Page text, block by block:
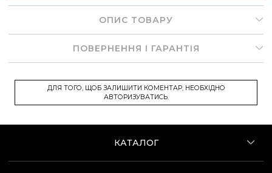
ОПИС ТОВАРУ
ПОВЕРНЕННЯ І ГАРАНТІЯ
ДЛЯ ТОГО, ЩОБ ЗАЛИШИТИ КОМЕНТАР, НЕОБХІДНО
АВТОРИЗУВАТИСЬ.
КАТАЛОГ